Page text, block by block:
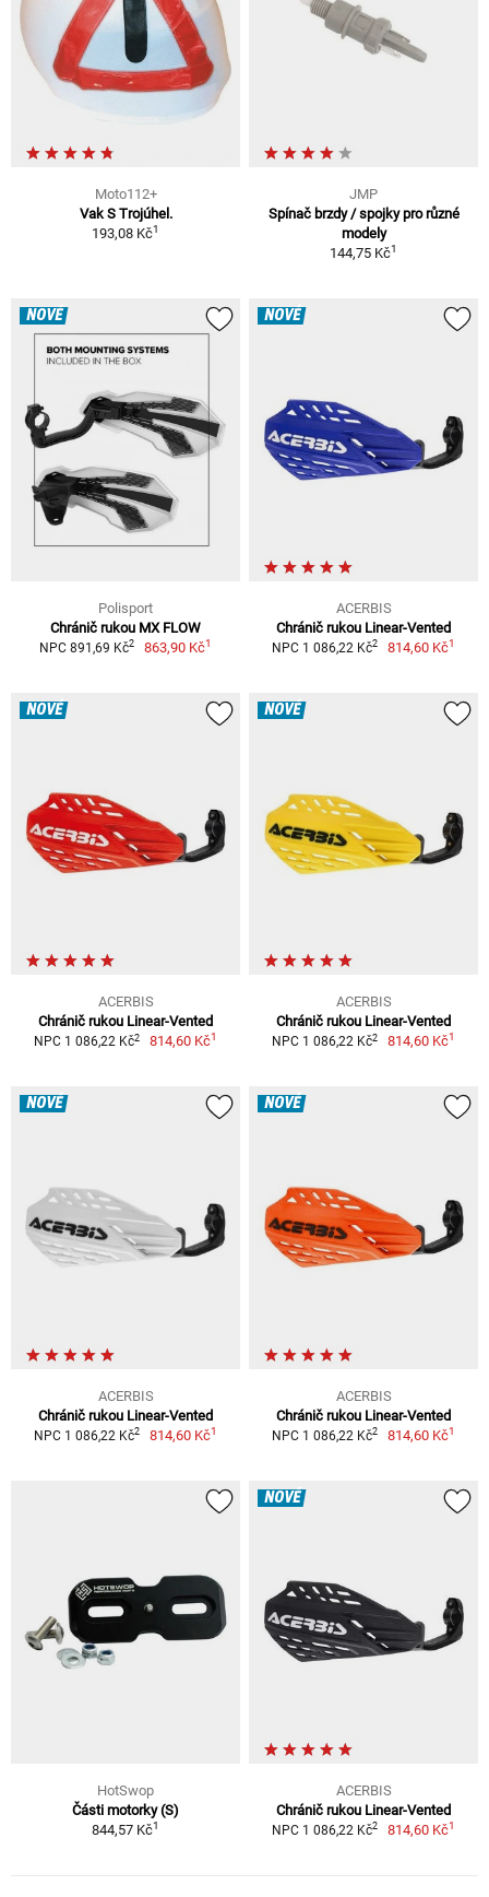
Moto112+
Vak S Trojúhel.
193,08 Kč1
JMP
Spínač brzdy / spojky pro různé
modely
144,75 Kč1
NOVÉ
Polisport
Chránič rukou MX FLOW
NPC 891,69 Kč2 863,90 Kč1
NOVÉ
ACERBIS
Chránič rukou Linear-Vented
NPC 1 086,22 Kč2 814,60 Kč1
NOVÉ
ACERBIS
Chránič rukou Linear-Vented
NPC 1 086,22 Kč2 814,60 Kč1
NOVÉ
ACERBIS
Chránič rukou Linear-Vented
NPC 1 086,22 Kč2 814,60 Kč1
NOVÉ
ACERBIS
Chránič rukou Linear-Vented
NPC 1 086,22 Kč2 814,60 Kč1
NOVÉ
ACERBIS
Chránič rukou Linear-Vented
NPC 1 086,22 Kč2 814,60 Kč1
HotSwop
Části motorky (S)
844,57 Kč1
NOVÉ
ACERBIS
Chránič rukou Linear-Vented
NPC 1 086,22 Kč2 814,60 Kč1